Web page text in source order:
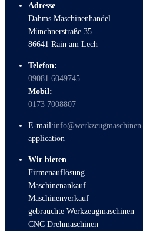
Adresse
Dahms Maschinenhandel
Münchnerstraße 35
86641 Rain am Lech
Telefon:
09081 6049745
Mobil:
0173 7008807
E-mail:
application
Wir bieten
Firmenauflösung
Maschinenankauf
Maschinenverkauf
gebrauchte Werkzeugmaschinen
CNC Drehmaschinen